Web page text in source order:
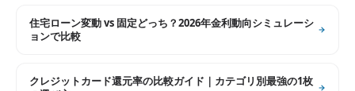
住宅ローン変動 vs 固定どっち？2026年金利動向シミュレーシ
ョンで比較
クレジットカード還元率の比較ガイド｜カテゴリ別最強の1枚